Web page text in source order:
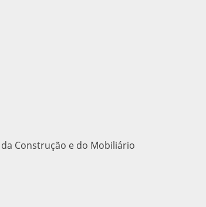
Construção e do Mobiliário